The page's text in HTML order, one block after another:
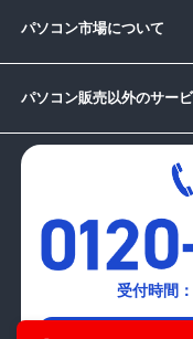
パソコン市場について
パソコン販売以外のサー
受付時間